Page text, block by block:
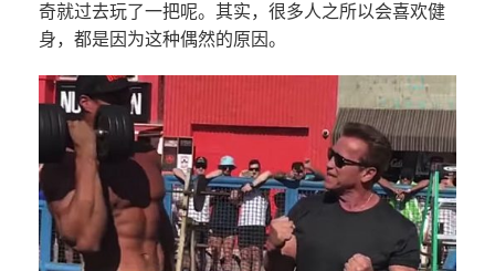
奇就过去玩了一把呢。其实，很多人之所以会喜欢健
身，都是因为这种偶然的原因。